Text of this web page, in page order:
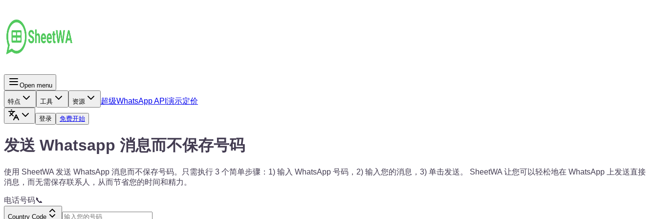
Open menu
特点 工具 资源 超级WhatsApp API 演示定价
登录 免费开始
发送 Whatsapp 消息而不保存号码
使用 SheetWA 发送 WhatsApp 消息而不保存号码。只需执行 3 个简单步骤：1) 输入 WhatsApp 号码，2) 输入您的消息，3) 单击发送。 SheetWA 让您可以轻松地在 WhatsApp 上发送直接
消息，而无需保存联系人，从而节省您的时间和精力。
电话号码📞
Country Code